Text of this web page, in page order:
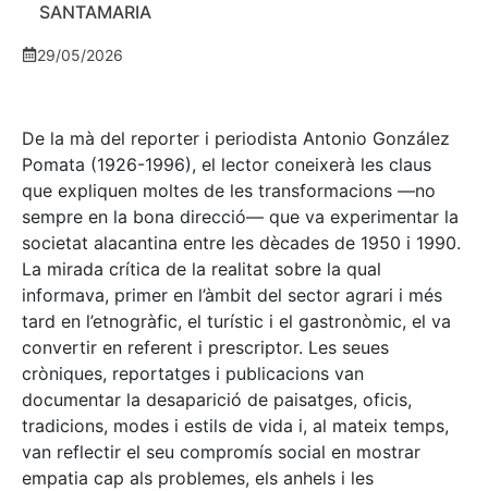
SANTAMARIA
29/05/2026
De la mà del reporter i periodista Antonio González
Pomata (1926-1996), el lector coneixerà les claus
que expliquen moltes de les transformacions —no
sempre en la bona direcció— que va experimentar la
societat alacantina entre les dècades de 1950 i 1990.
La mirada crítica de la realitat sobre la qual
informava, primer en l’àmbit del sector agrari i més
tard en l’etnogràfic, el turístic i el gastronòmic, el va
convertir en referent i prescriptor. Les seues
cròniques, reportatges i publicacions van
documentar la desaparició de paisatges, oficis,
tradicions, modes i estils de vida i, al mateix temps,
van reflectir el seu compromís social en mostrar
empatia cap als problemes, els anhels i les